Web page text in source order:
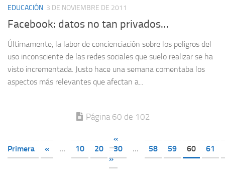
EDUCACIÓN 3 DE NOVIEMBRE DE 2011
Facebook: datos no tan privados…
Últimamente, la labor de concienciación sobre los peligros del
uso inconsciente de las redes sociales que suelo realizar se ha
visto incrementada. Justo hace una semana comentaba los
aspectos más relevantes que afectan a...
Página 60 de 102
«
Primera
« ... 10 20 30 ... 58 59 60
61
»